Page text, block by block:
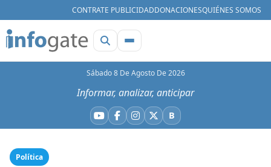
CONTRATE PUBLICIDADDONACIONESQUIÉNES SOMOS
Sábado 8 De Agosto De 2026
Informar, analizar, anticipar
YouTube
Facebook
Instagram
X BBluesky
Política